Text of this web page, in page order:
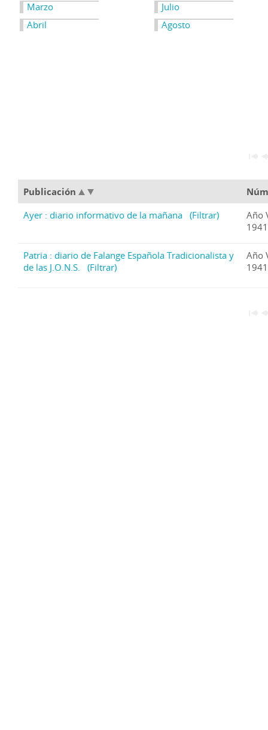
Marzo
Abril
Julio
Agosto
Publicación
Ayer : diario informativo de la mañana (Filtrar)
Año
Patria : diario de Falange Española Tradicionalista y
de las J.O.N.S.
(Filtrar)
Año